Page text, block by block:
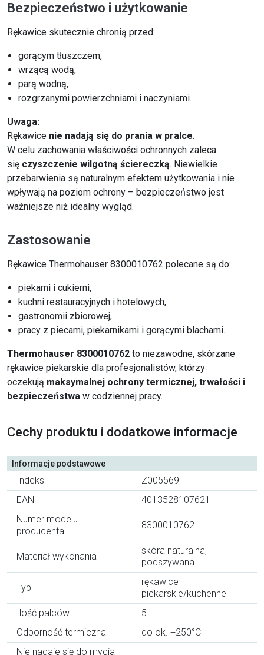
Bezpieczeństwo i użytkowanie
Rękawice skutecznie chronią przed:
gorącym tłuszczem,
wrzącą wodą,
parą wodną,
rozgrzanymi powierzchniami i naczyniami.
Uwaga:
Rękawice nie nadają się do prania w pralce.
W celu zachowania właściwości ochronnych zaleca
się czyszczenie wilgotną ściereczką. Niewielkie
przebarwienia są naturalnym efektem użytkowania i nie
wpływają na poziom ochrony – bezpieczeństwo jest
ważniejsze niż idealny wygląd.
Zastosowanie
Rękawice Thermohauser 8300010762 polecane są do:
piekarni i cukierni,
kuchni restauracyjnych i hotelowych,
gastronomii zbiorowej,
pracy z piecami, piekarnikami i gorącymi blachami.
Thermohauser 8300010762 to niezawodne, skórzane
rękawice piekarskie dla profesjonalistów, którzy
oczekują maksymalnej ochrony termicznej, trwałości i
bezpieczeństwa w codziennej pracy.
Cechy produktu i dodatkowe informacje
Informacje podstawowe
Indeks
Z005569
EAN
4013528107621
Numer modelu
producenta
8300010762
Materiał wykonania
skóra naturalna,
podszywana
Typ
rękawice
piekarskie/kuchenne
Ilość palców
5
Odporność termiczna
do ok. +250°C
Nie nadaje się do mycia